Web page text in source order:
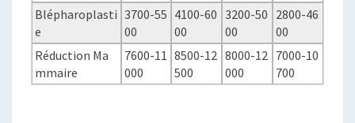
Blépharoplasti
e
3700-55
00
4100-60
00
3200-50
00
2800-46
00
Réduction Ma
mmaire
7600-11
000
8500-12
500
8000-12
000
7000-10
700